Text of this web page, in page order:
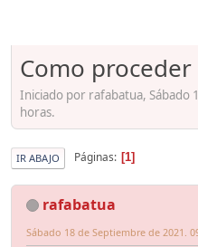
Como
Iniciado por rafabatua, Sábado
horas.
IR ABAJO Páginas 1
rafabatua
Sábado 18 de Septiembre de 2021.